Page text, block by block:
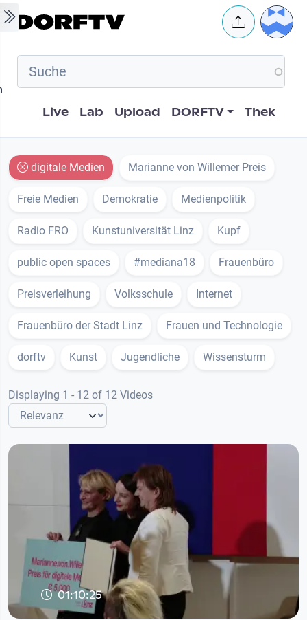
Skip to main content User
Hauptnavigation
Live Lab Upload DORFTV Thek
digitale Medien Marianne von Willemer Preis
Freie Medien Demokratie Medienpolitik
Radio FRO Kunstuniversität Linz Kupf
public open spaces #mediana18 Frauenbüro
Preisverleihung Volksschule Internet
Frauenbüro der Stadt Linz Frauen und Technologie
dorftv Kunst Jugendliche Wissensturm
Displaying 1 - 12 of 12 Videos
01:10:25